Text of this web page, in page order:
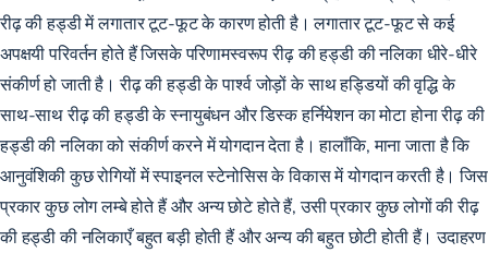
रीढ़ की हड्डी में लगातार टूट-फूट के कारण होती है। लगातार टूट-फूट से कई
अपक्षयी परिवर्तन होते हैं जिसके परिणामस्वरूप रीढ़ की हड्डी की नलिका धीरे-धीरे
संकीर्ण हो जाती है। रीढ़ की हड्डी के पार्श्व जोड़ों के साथ हड्डियों की वृद्धि के
साथ-साथ रीढ़ की हड्डी के स्नायुबंधन और डिस्क हर्नियेशन का मोटा होना रीढ़ की
हड्डी की नलिका को संकीर्ण करने में योगदान देता है। हालाँकि, माना जाता है कि
आनुवंशिकी कुछ रोगियों में स्पाइनल स्टेनोसिस के विकास में योगदान करती है। जिस
प्रकार कुछ लोग लम्बे होते हैं और अन्य छोटे होते हैं, उसी प्रकार कुछ लोगों की रीढ़
की हड्डी की नलिकाएँ बहुत बड़ी होती हैं और अन्य की बहुत छोटी होती हैं। उदाहरण